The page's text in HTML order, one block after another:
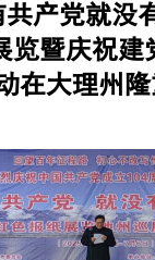
产党就没
览暨庆祝建
在大理州